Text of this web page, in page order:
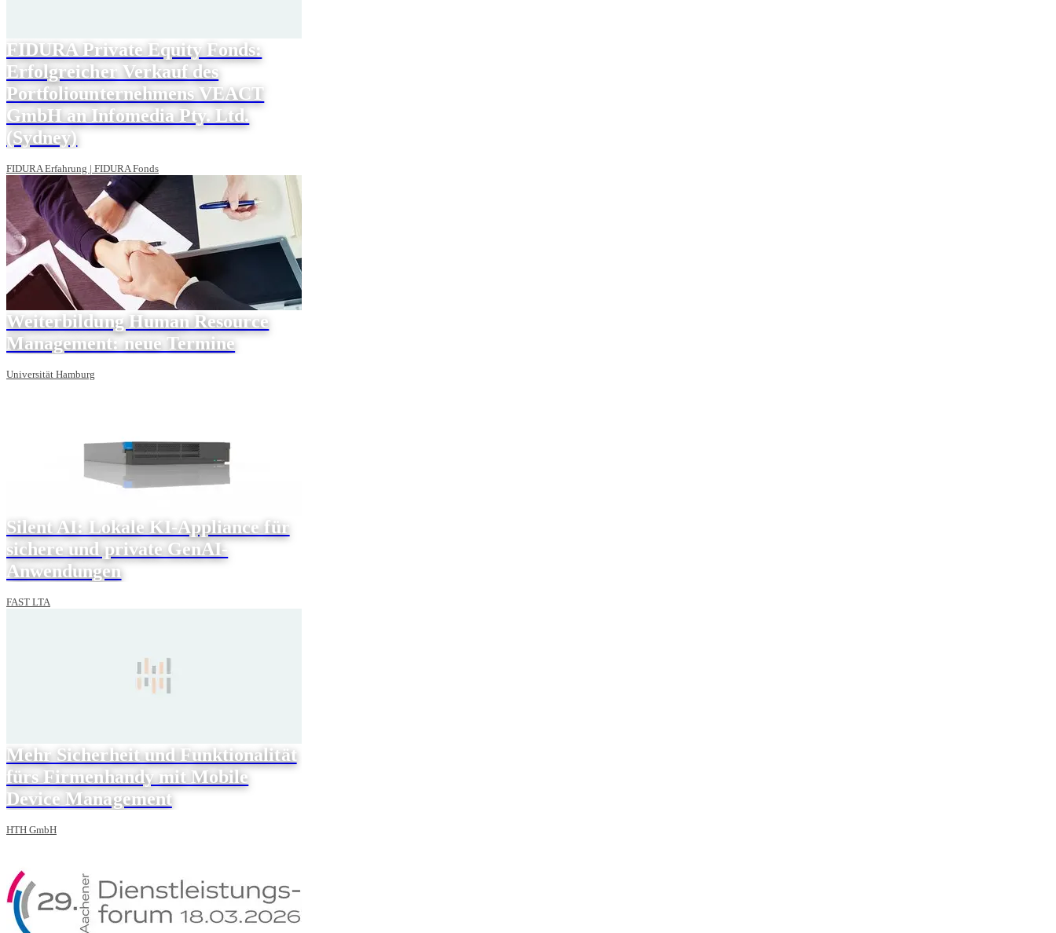
FIDURA Private Equity Fonds:
Erfolgreicher Verkauf des
Portfoliounternehmens VEACT
GmbH an Infomedia Pty. Ltd.
(Sydney)
FIDURA Erfahrung | FIDURA Fonds
Weiterbildung Human Resource
Management: neue Termine
Universität Hamburg
Silent AI: Lokale KI-Appliance für
sichere und private GenAI-
Anwendungen
FAST LTA
Mehr Sicherheit und Funktionalität
fürs Firmenhandy mit Mobile
Device Management
HTH GmbH